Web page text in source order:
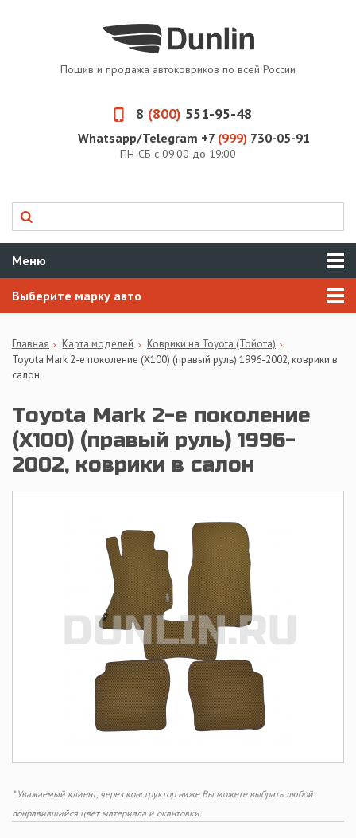
Пошив и продажа автоковриков по всей России
8 (800) 551-95-48
Whatsapp/Telegram +7 (999) 730-05-91
ПН-СБ с 09:00 до 19:00
Меню
Выберите марку авто
Главная Карта моделей
Коврики на Toyota (Тойота)
Toyota Mark 2-е поколение (X100) (правый руль) 1996-2002, коврики в
салон
Toyota Mark 2-е поколение
(X100) (правый руль) 1996-
2002, коврики в салон
* Уважаемый клиент, через конструктор ниже Вы можете выбрать любой
понравившийся цвет материала и окантовки.